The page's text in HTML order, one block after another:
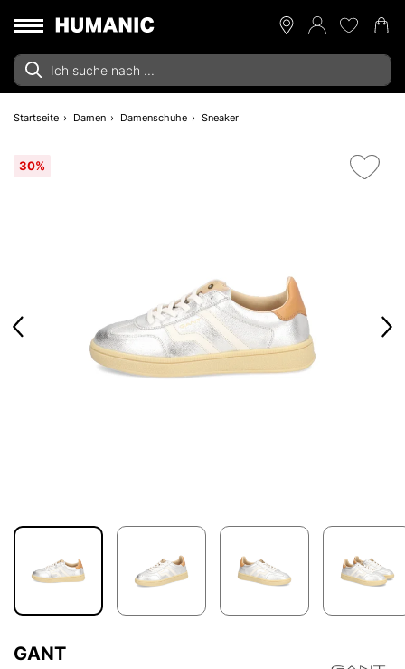
Startseite Damen Damenschuhe Sneaker
30%
GANT